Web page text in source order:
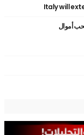
Italy will
أموال